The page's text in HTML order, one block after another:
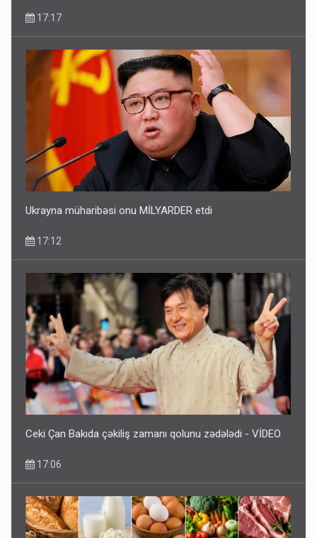
17:17
Ukrayna müharibəsi onu MİLYARDER etdi
17:12
Ceki Çan Bakıda çəkiliş zamanı qolunu zədələdi - VİDEO
17:06